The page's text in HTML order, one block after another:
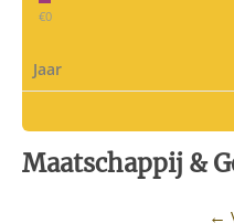
‎€0
Jaar
Maatschappij &